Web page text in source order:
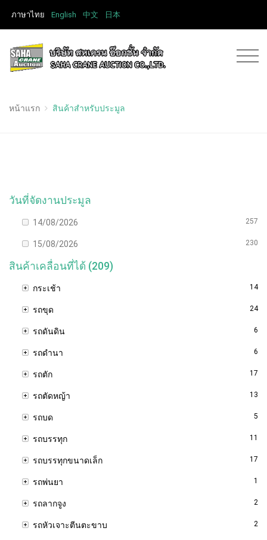
ภาษาไทย English 中文 日本
หน้าแรก สินค้าสำหรับประมูล
วันที่จัดงานประมูล
14/08/2026 257
15/08/2026 230
สินค้าเคลื่อนที่ได้ (209)
กระเช้า 14
รถขุด 24
รถดันดิน 6
รถดำนา 6
รถตัก 17
รถตัดหญ้า 13
รถบด 5
รถบรรทุก 11
รถบรรทุกขนาดเล็ก 17
รถพ่นยา 1
รถลากจูง 2
รถหัวเจาะตีนตะขาบ 2